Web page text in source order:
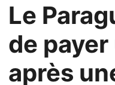
Le
de
après